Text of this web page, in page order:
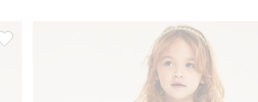
Leggings med vidde i ribbet jersey, Legg til